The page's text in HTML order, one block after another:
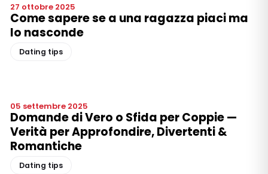
27 ottobre 2025
Come sapere se a una ragazza piaci ma
lo nasconde
Dating tips
05 settembre 2025
Domande di Vero o Sfida per Coppie —
Verità per Approfondire, Divertenti &
Romantiche
Dating tips